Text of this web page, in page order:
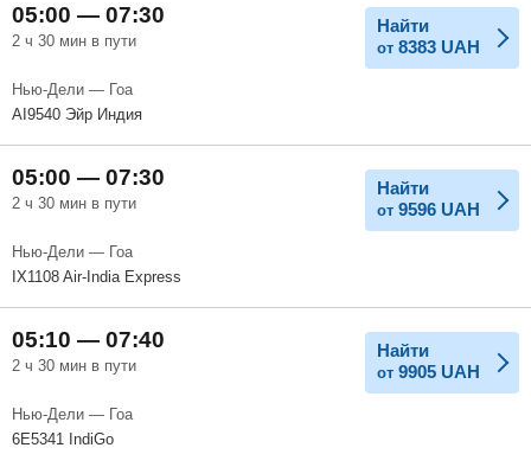
05:00 — 07:30
2 ч 30 мин в пути
Найти
от 8383 UAH
Нью-Дели — Гоа
AI9540 Эйр Индия
05:00 — 07:30
2 ч 30 мин в пути
Найти
от 9596 UAH
Нью-Дели — Гоа
IX1108 Air-India Express
05:10 — 07:40
2 ч 30 мин в пути
Найти
от 9905 UAH
Нью-Дели — Гоа
6E5341 IndiGo